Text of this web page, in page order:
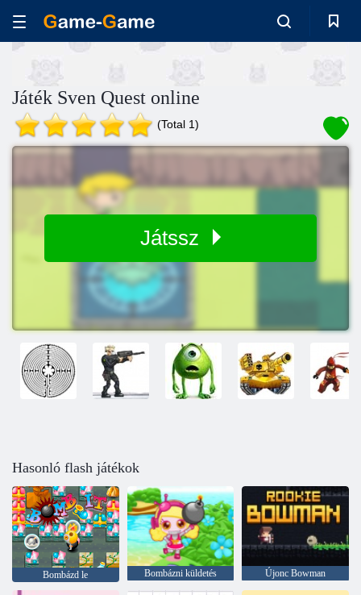
Játék Sven Quest online
(Total 1)
Játssz
Hasonló flash játékok
Bombázd le Bombázni küldetés Újonc Bowman